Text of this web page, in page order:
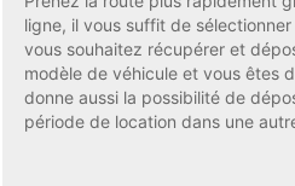
ligne, il vous suffit de
vous souhaitez récupérer et
modèle de véhicule et vous êtes
donne aussi la possibilité de
période de location dans une